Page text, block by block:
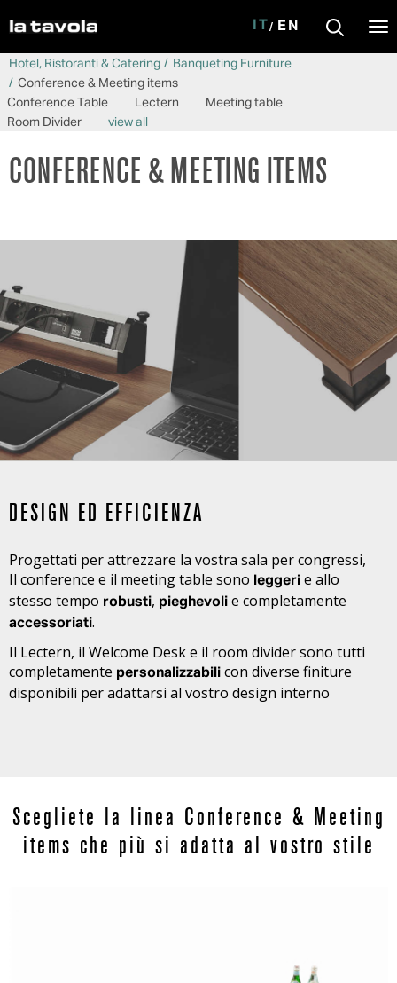
Salta al contenuto principale
IT EN
Hotel, Ristoranti & Catering
Banqueting Furniture
Conference & Meeting items
Conference Table
Lectern
Meeting table
Room Divider
view all
CONFERENCE & MEETING ITEMS
DESIGN ED EFFICIENZA
Progettati per attrezzare la vostra sala per congressi,
Il conference e il meeting table sono leggeri e allo
stesso tempo robusti, pieghevoli e completamente
accessoriati.
Il Lectern, il Welcome Desk e il room divider sono tutti
completamente personalizzabili con diverse finiture
disponibili per adattarsi al vostro design interno
Scegliete la linea Conference & Meeting
items che più si adatta al vostro stile